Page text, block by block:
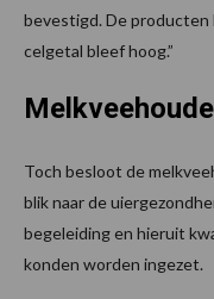
bevestigd. De
celgetal bleef hoog.”
Toch besloot de
blik naar de
begeleiding en hieruit
konden worden ingezet.